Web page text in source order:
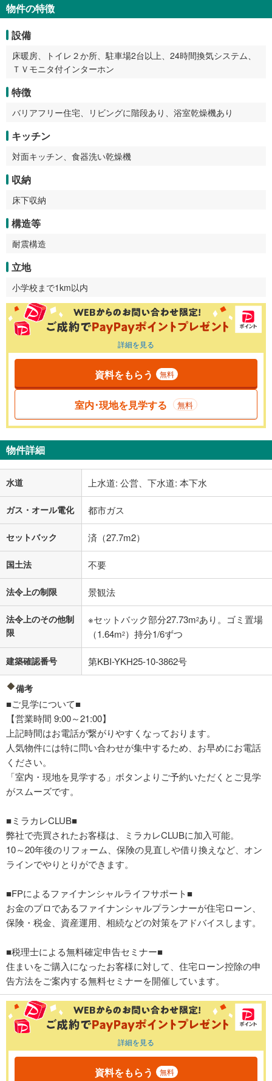
物件の特徴
設備
床暖房、トイレ２か所、駐車場2台以上、24時間換気システム、
ＴＶモニタ付インターホン
特徴
バリアフリー住宅、リビングに階段あり、浴室乾燥機あり
キッチン
対面キッチン、食器洗い乾燥機
収納
床下収納
構造等
耐震構造
立地
小学校まで1km以内
詳細を見る
資料をもらう 無料
室内･現地を見学する 無料
物件詳細
水道 上水道: 公営、下水道: 本下水
ガス・オール電化 都市ガス
セットバック 済（27.7m2）
国土法 不要
法令上の制限 景観法
法令上のその他制
限
※セットバック部分27.73m2あり。ゴミ置場
（1.64m2）持分1/6ずつ
建築確認番号 第KBI-YKH25-10-3862号
備考
■ご見学について■
【営業時間 9:00～21:00】
上記時間はお電話が繋がりやすくなっております。
人気物件には特に問い合わせが集中するため、お早めにお電話
ください。
「室内・現地を見学する」ボタンよりご予約いただくとご見学
がスムーズです。
■ミラカレCLUB■
弊社で売買されたお客様は、ミラカレCLUBに加入可能。
10～20年後のリフォーム、保険の見直しや借り換えなど、オン
ラインでやりとりができます。
■FPによるファイナンシャルライフサポート■
お金のプロであるファイナンシャルプランナーが住宅ローン、
保険・税金、資産運用、相続などの対策をアドバイスします。
■税理士による無料確定申告セミナー■
住まいをご購入になったお客様に対して、住宅ローン控除の申
告方法をご案内する無料セミナーを開催しています。
詳細を見る
資料をもらう 無料